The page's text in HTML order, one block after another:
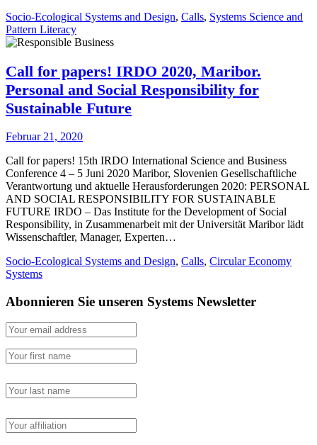
Socio-Ecological Systems and Design, Calls, Systems Science and
Pattern Literacy
Call for papers! IRDO 2020, Maribor.
Personal and Social Responsibility for
Sustainable Future
Februar 21, 2020
Call for papers! 15th IRDO International Science and Business
Conference 4 – 5 Juni 2020 Maribor, Slovenien Gesellschaftliche
Verantwortung und aktuelle Herausforderungen 2020: PERSONAL
AND SOCIAL RESPONSIBILITY FOR SUSTAINABLE
FUTURE IRDO – Das Institute for the Development of Social
Responsibility, in Zusammenarbeit mit der Universität Maribor lädt
Wissenschaftler, Manager, Experten…
Socio-Ecological Systems and Design, Calls, Circular Economy
Systems
Abonnieren Sie unseren Systems Newsletter